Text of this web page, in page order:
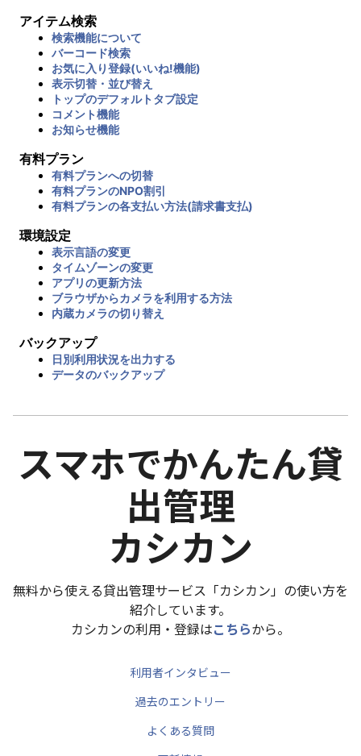
アイテム検索
検索機能について
バーコード検索
お気に入り登録(いいね!機能)
表示切替・並び替え
トップのデフォルトタブ設定
コメント機能
お知らせ機能
有料プラン
有料プランへの切替
有料プランのNPO割引
有料プランの各支払い方法(請求書支払)
環境設定
表示言語の変更
タイムゾーンの変更
アプリの更新方法
ブラウザからカメラを利用する方法
内蔵カメラの切り替え
バックアップ
日別利用状況を出力する
データのバックアップ
スマホでかんたん貸
出管理
カシカン
無料から使える貸出管理サービス「カシカン」の使い方を
紹介しています。
カシカンの利用・登録はこちらから。
利用者インタビュー
過去のエントリー
よくある質問